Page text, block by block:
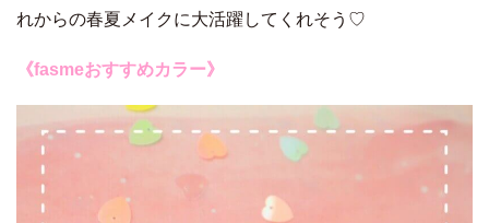
れからの春夏メイクに大活躍してくれそう♡
《fasmeおすすめカラー》